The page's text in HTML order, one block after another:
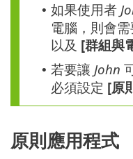
• 如果使用者
電腦，則會需
以及 [群組與
• 若要讓 John
必須設定 [原
原則應用程式